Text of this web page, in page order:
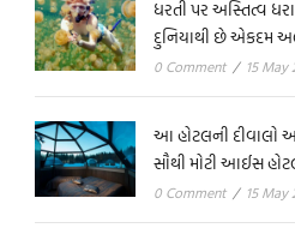
ધરતી પર અસ્તિત્વ
દુનિયાથી છે એકદમ
0 Comment / 15 May
આ હોટલની દીવાલો
સૌથી મોટી આઈસ
0 Comment / 15 May